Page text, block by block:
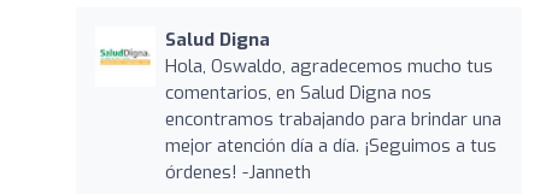
Salud Digna
Hola, Oswaldo, agradecemos mucho tus
comentarios, en Salud Digna nos
encontramos trabajando para brindar una
mejor atención día a día. ¡Seguimos a tus
órdenes! -Janneth